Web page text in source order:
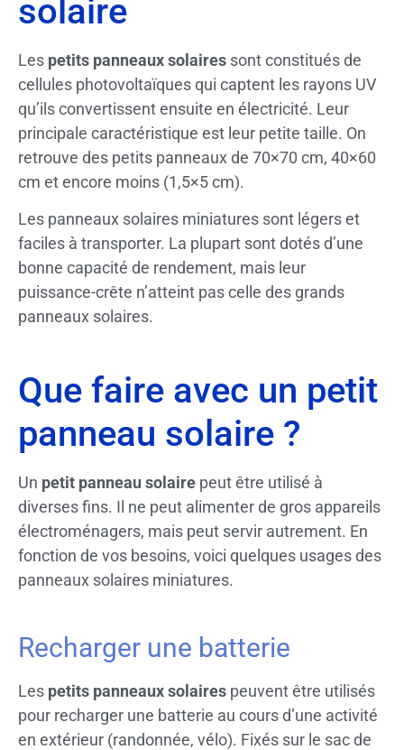
solaire
Les petits panneaux solaires sont constitués de
cellules photovoltaïques qui captent les rayons UV
qu’ils convertissent ensuite en électricité. Leur
principale caractéristique est leur petite taille. On
retrouve des petits panneaux de 70×70 cm, 40×60
cm et encore moins (1,5×5 cm).
Les panneaux solaires miniatures sont légers et
faciles à transporter. La plupart sont dotés d’une
bonne capacité de rendement, mais leur
puissance-crête n’atteint pas celle des grands
panneaux solaires.
Que faire avec un petit
panneau solaire ?
Un petit panneau solaire peut être utilisé à
diverses fins. Il ne peut alimenter de gros appareils
électroménagers, mais peut servir autrement. En
fonction de vos besoins, voici quelques usages des
panneaux solaires miniatures.
Recharger une batterie
Les petits panneaux solaires peuvent être utilisés
pour recharger une batterie au cours d’une activité
en extérieur (randonnée, vélo). Fixés sur le sac de